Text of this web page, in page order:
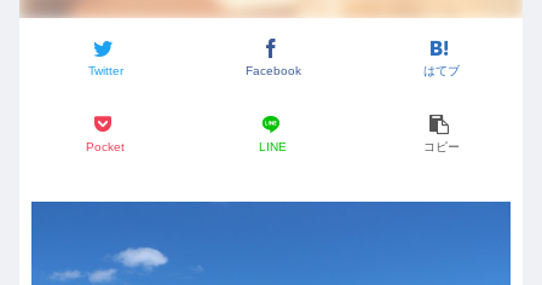
Twitter Facebook はてブ
Pocket LINE コピー